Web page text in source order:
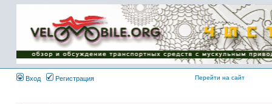
Имя пользователя:
Пароль:
{ LOG_ME_IN_SHORT
}
Вход
Регистрация Перейти на сайт